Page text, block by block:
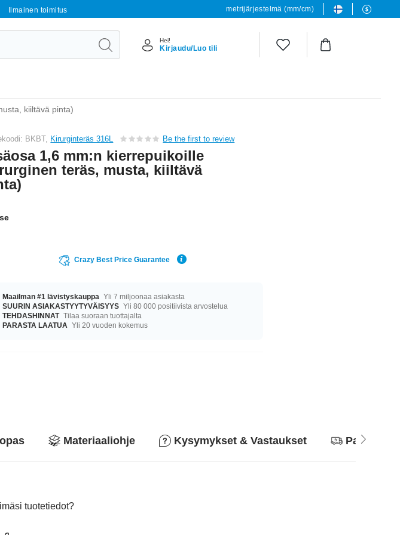
Ilmainen toimitus metrijärjestelmä (mm/cm)
Hei!
Kirjaudu/Luo tili
kiiltävä pinta)
BKBT, Kirurginteräs 316L Be the first to review
1,6 mm:n kierrepuikoille
teräs, musta, kiiltävä
Crazy Best Price Guarantee
Maailman #1 lävistyskauppa Yli 7 miljoonaa asiakasta
SUURIN ASIAKASTYYTYVÄISYYS Yli 80 000 positiivista arvostelua
TEHDASHINNAT Tilaa suoraan tuottajalta
PARASTA LAATUA Yli 20 vuoden kokemus
Materiaaliohje Kysymykset & Vastaukset
tuotetiedot?